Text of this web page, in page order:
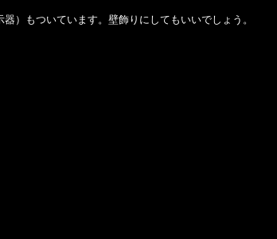
）もついています。壁飾りにしてもいいでしょう。